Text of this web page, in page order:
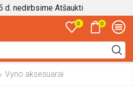
d. nedirbsime Atšaukti
0 0
input
Vyno aksesuarai